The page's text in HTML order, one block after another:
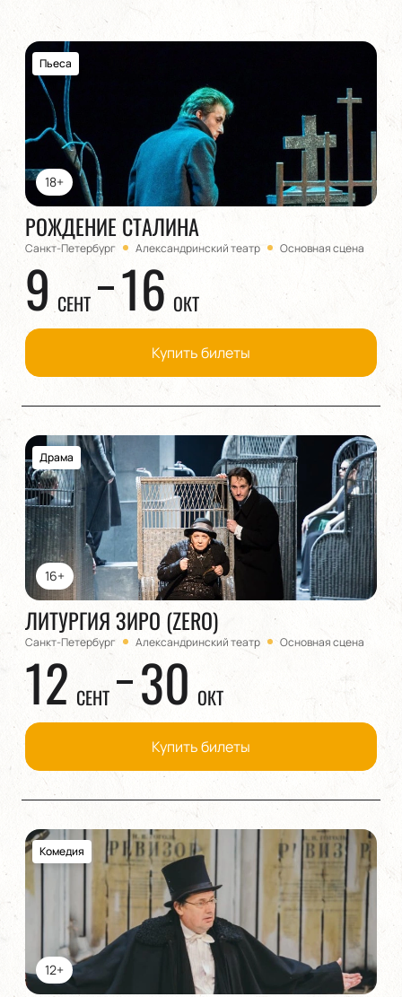
18+
Пьеса
РОЖДЕНИЕ СТАЛИНА
Санкт-Петербург Александринский театр Основная сцена
9 СЕНТ 16 ОКТ
Купить билеты
16+
Драма
ЛИТУРГИЯ ЗИРО (ZERO)
Санкт-Петербург Александринский театр Основная сцена
12 СЕНТ 30 ОКТ
Купить билеты
12+
Комедия